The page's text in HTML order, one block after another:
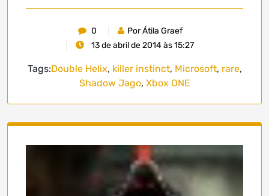
0
Por Átila Graef
13 de abril de 2014 às 15:27
Tags:Double Helix, killer instinct, Microsoft, rare,
Shadow Jago, Xbox ONE